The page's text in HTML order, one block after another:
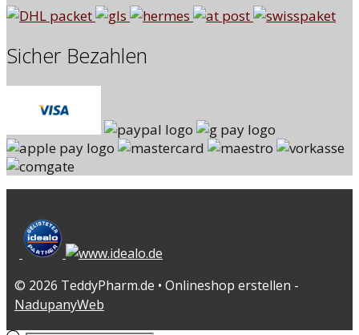
Sicher Bezahlen
© 2026 TeddyPharm.de • Onlineshop erstellen -
NadupanyWeb